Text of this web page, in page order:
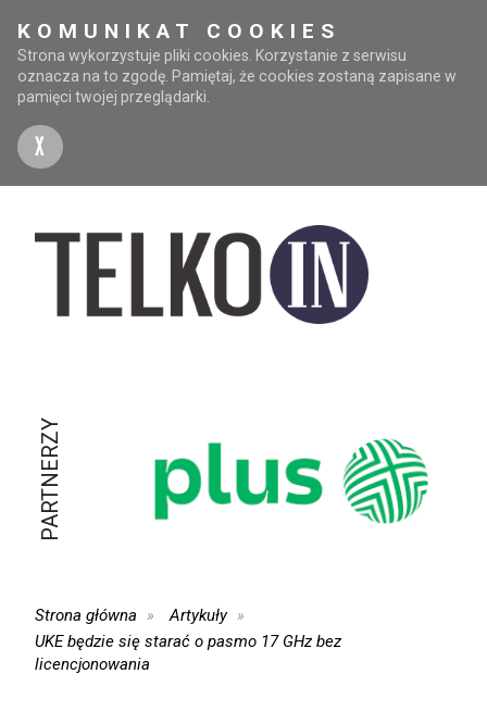
KOMUNIKAT COOKIES
Strona wykorzystuje pliki cookies. Korzystanie z serwisu
oznacza na to zgodę. Pamiętaj, że cookies zostaną zapisane w
pamięci twojej przeglądarki.
X
PARTNERZY
Strona główna
Artykuły
UKE będzie się starać o pasmo 17 GHz bez
licencjonowania